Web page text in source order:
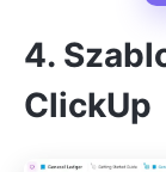
4.
ClickUp